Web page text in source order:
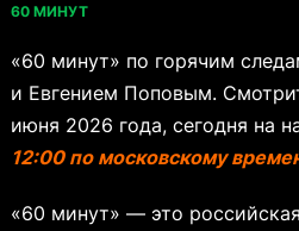
60 МИНУТ
«60 минут» по горячим
и Евгением Поповым.
июня 2026 года, сегодня на
12:00 по московскому
«60 минут» — это